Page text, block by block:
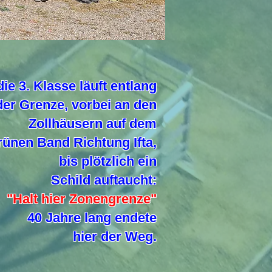
3. Klasse läuft entlang
Grenze, vorbei an den
Zollhäusern auf dem
Band Richtung Ifta,
bis plötzlich ein
Schild auftaucht:
"Halt hier Zonengrenze"
40 Jahre lang endete
hier der Weg.